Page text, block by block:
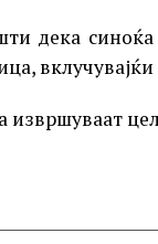
дека
извршуваат